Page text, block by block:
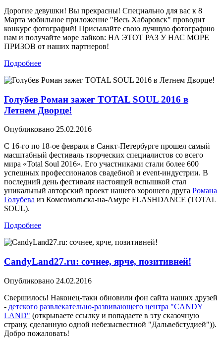
Дорогие девушки! Вы прекрасны! Специально для вас к 8
Марта мобильное приложение "Весь Хабаровск" проводит
конкурс фотографий! Присылайте свою лучшую фотографию
нам и получайте море лайков: НА ЭТОТ РАЗ У НАС МОРЕ
ПРИЗОВ от наших партнеров!
Подробнее
Голубев Роман зажег TOTAL SOUL 2016 в
Летнем Дворце!
Опубликовано 25.02.2016
С 16-го по 18-ое февраля в Санкт-Петербурге прошел самый
масштабный фестиваль творческих специалистов со всего
мира «Total Soul 2016». Его участниками стали более 600
успешных профессионалов свадебной и event-индустрии. В
последний день фестиваля настоящей вспышкой стал
уникальный авторский проект нашего хорошего друга Романа
Голубева из Комсомольска-на-Амуре FLASHDANCE (TOTAL
SOUL).
Подробнее
CandyLand27.ru: сочнее, ярче, позитивней!
Опубликовано 24.02.2016
Свершилось! Наконец-таки обновили фон сайта наших друзей
- детского развлекательно-развивающего центра "CANDY
LAND" (открываете ссылку и попадаете в эту сказочную
страну, сделанную одной небезысвестной "Дальвебстудией")).
Добро пожаловать!